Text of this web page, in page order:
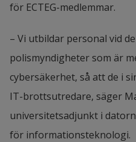
för ECTEG-medlemmar.
– Vi utbildar personal vid
polismyndigheter som är
cybersäkerhet, så att de i
IT-brottsutredare, säger
universitetsadjunkt i
för informationsteknologi.